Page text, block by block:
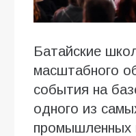
Батайские
масштабного
события на
одного из
промышленных